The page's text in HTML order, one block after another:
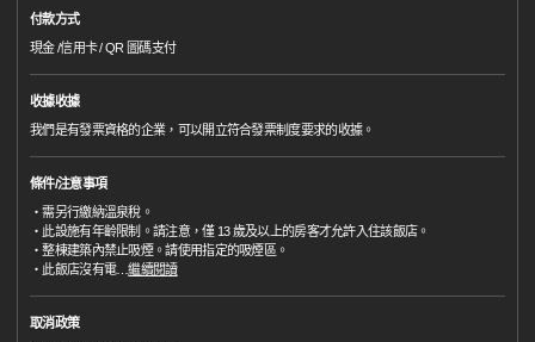
付款方式
現金 /信用卡 / QR 圖碼支付
收據收據
我們是有發票資格的企業，可以開立符合發票制度要求的收據。
條件/注意事項
・需另行繳納溫泉稅。
・此設施有年齡限制。請注意，僅 13 歲及以上的房客才允許入住該飯店。
・整棟建築內禁止吸煙。請使用指定的吸煙區。
・此飯店沒有電…繼續閱讀
取消政策